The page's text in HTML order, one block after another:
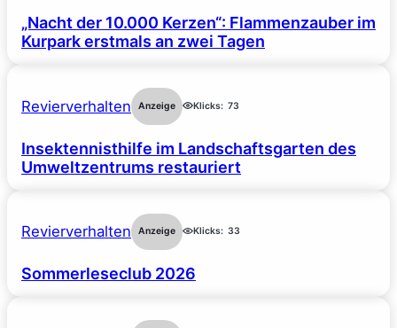
„Nacht der 10.000 Kerzen“: Flammenzauber im
Kurpark erstmals an zwei Tagen
Revierverhalten Anzeige Klicks: 73
Insektennisthilfe im Landschaftsgarten des
Umweltzentrums restauriert
Revierverhalten Anzeige Klicks: 33
Sommerleseclub 2026